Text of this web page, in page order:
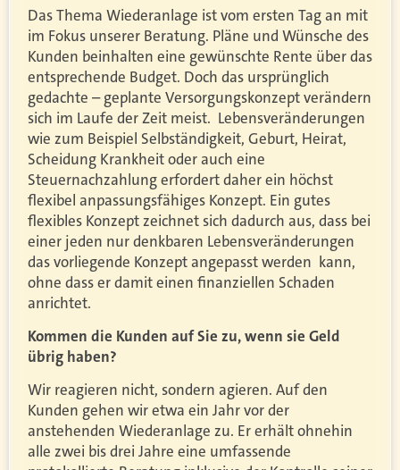
Das Thema Wiederanlage ist vom ersten Tag an mit
im Fokus unserer Beratung. Pläne und Wünsche des
Kunden beinhalten eine gewünschte Rente über das
entsprechende Budget. Doch das ursprünglich
gedachte – geplante Versorgungskonzept verändern
sich im Laufe der Zeit meist. Lebensveränderungen
wie zum Beispiel Selbständigkeit, Geburt, Heirat,
Scheidung Krankheit oder auch eine
Steuernachzahlung erfordert daher ein höchst
flexibel anpassungsfähiges Konzept. Ein gutes
flexibles Konzept zeichnet sich dadurch aus, dass bei
einer jeden nur denkbaren Lebensveränderungen
das vorliegende Konzept angepasst werden kann,
ohne dass er damit einen finanziellen Schaden
anrichtet.
Kommen die Kunden auf Sie zu, wenn sie Geld
übrig haben?
Wir reagieren nicht, sondern agieren. Auf den
Kunden gehen wir etwa ein Jahr vor der
anstehenden Wiederanlage zu. Er erhält ohnehin
alle zwei bis drei Jahre eine umfassende